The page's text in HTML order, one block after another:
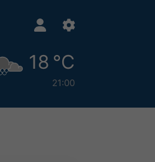
18 °C
21:00